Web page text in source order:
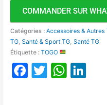
COMMANDER SUR
Catégories :Accessoires & Autres
TG,Santé & Sport TG,Santé TG
Étiquette :TOGO
Facebook
Twitter